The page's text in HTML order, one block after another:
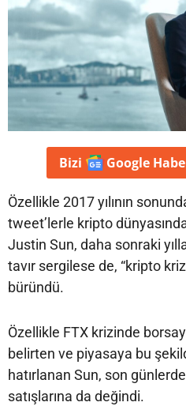
Bizi Google
Özellikle 2017 yılının
tweet’lerle kripto
Justin Sun, daha sonraki
tavır sergilese de, “kripto
büründü.
Özellikle FTX krizinde
belirten ve piyasaya bu
hatırlanan Sun, son
satışlarına da değindi.